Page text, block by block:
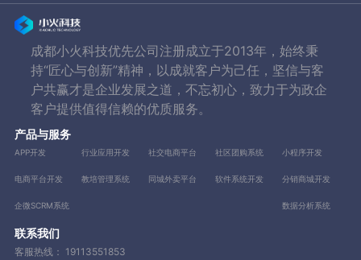
成都小火科技优先公司注册成立于2013年，始终秉
持“匠心与创新”精神，以成就客户为己任，坚信与客
户共赢才是企业发展之道，不忘初心，致力于为政企
客户提供值得信赖的优质服务。
产品与服务
APP开发 行业应用开发 社交电商平台 社区团购系统 小程序开发
电商平台开发 教培管理系统 同城外卖平台 软件系统开发 分销商城开发
企微SCRM系统 数据分析系统
联系我们
客服热线： 19113551853